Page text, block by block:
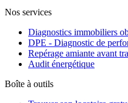
Nos services
Diagnostics immobiliers
DPE - Diagnostic de
Repérage amiante avant
Audit énergétique
Boîte à outils